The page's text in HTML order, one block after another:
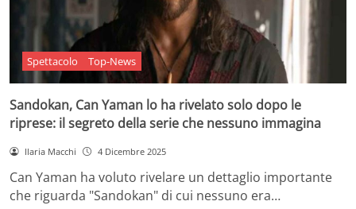
Spettacolo Top-News
Sandokan, Can Yaman lo ha rivelato solo dopo le
riprese: il segreto della serie che nessuno immagina
Ilaria Macchi 4 Dicembre 2025
Can Yaman ha voluto rivelare un dettaglio importante
che riguarda "Sandokan" di cui nessuno era…